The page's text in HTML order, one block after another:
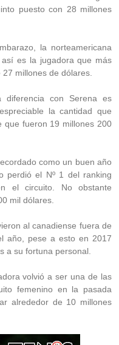
puesto con 28 millones
la norteamericana
es la jugadora que más
millones de dólares.
con Serena es
la cantidad que
que fueron 19 millones 200
como un buen año
perdió el Nº 1 del ranking
el circuito. No obstante
mil dólares.
al canadiense fuera de
año, pese a esto en 2017
a su fortuna personal.
volvió a ser una de las
femenino en la pasada
alrededor de 10 millones